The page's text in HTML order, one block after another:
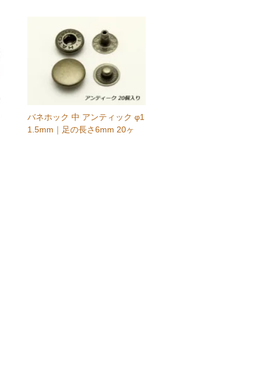
バネホック 中 アンティック φ1
1.5mm｜足の長さ6mm 20ヶ